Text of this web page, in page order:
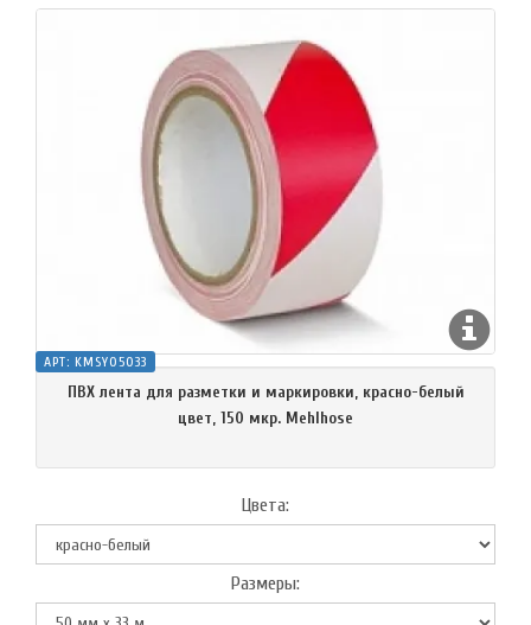
АРТ: KMSY05033
ПВХ лента для разметки и маркировки, красно-белый
цвет, 150 мкр. Mehlhose
Цвета:
Размеры: